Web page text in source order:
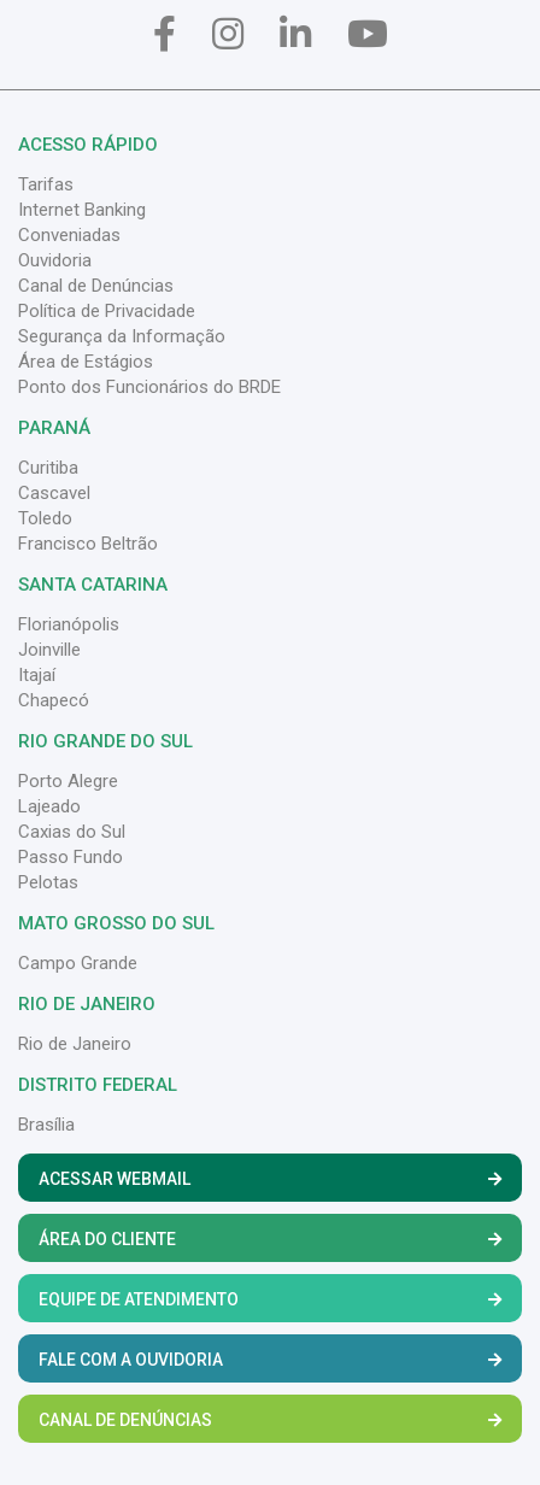
ACESSO RÁPIDO
Tarifas
Internet Banking
Conveniadas
Ouvidoria
Canal de Denúncias
Política de Privacidade
Segurança da Informação
Área de Estágios
Ponto dos Funcionários do BRDE
PARANÁ
Curitiba
Cascavel
Toledo
Francisco Beltrão
SANTA CATARINA
Florianópolis
Joinville
Itajaí
Chapecó
RIO GRANDE DO SUL
Porto Alegre
Lajeado
Caxias do Sul
Passo Fundo
Pelotas
MATO GROSSO DO SUL
Campo Grande
RIO DE JANEIRO
Rio de Janeiro
DISTRITO FEDERAL
Brasília
ACESSAR WEBMAIL
ÁREA DO CLIENTE
EQUIPE DE ATENDIMENTO
FALE COM A OUVIDORIA
CANAL DE DENÚNCIAS